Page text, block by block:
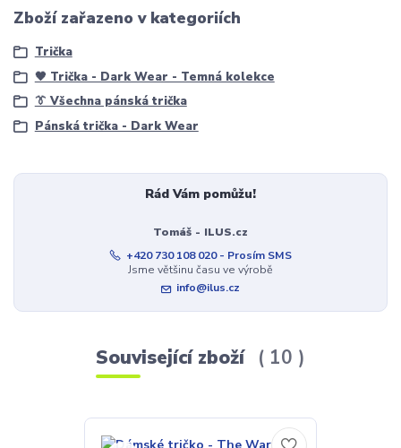
Zboží zařazeno v kategoriích
Trička
🖤 Trička - Dark Wear - Temná kolekce
👔 Všechna pánská trička
Pánská trička - Dark Wear
Rád Vám pomůžu!
Tomáš - ILUS.cz
+420 730 108 020 - Prosím SMS
Jsme většinu času ve výrobě
info@ilus.cz
Související zboží 10